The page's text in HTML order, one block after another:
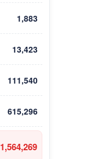
1,883
13,423
111,540
615,296
1,564,269